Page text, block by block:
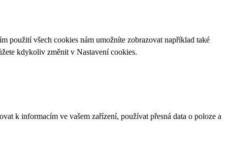
použití všech cookies nám umožníte zobrazovat například také
kdykoliv změnit v Nastavení cookies.
k informacím ve vašem zařízení, používat přesná data o poloze a